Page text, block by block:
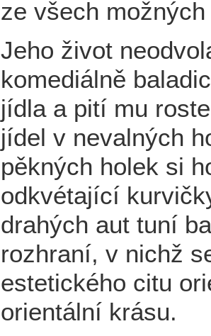
ze všech
Jeho život
komediálně
jídla a pití mu
jídel v nevalných
pěkných holek si
odkvétající
drahých aut tuní
rozhraní, v nichž
estetického citu
orientální krásu.